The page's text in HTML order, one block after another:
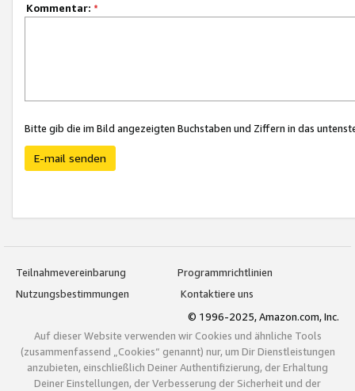
Kommentar: *
Bitte gib die im Bild angezeigten Buchstaben und Ziffern in das
E-mail senden
Teilnahmevereinbarung
Programmrichtlinien
Nutzungsbestimmungen
Kontaktiere uns
© 1996-2025, Amazon.com, Inc.
Auf dieser Website verwenden wir Cookies und ähnliche Tools
(zusammenfassend „Cookies“ genannt) nur, um Dir Dienstleistungen
anzubieten, einschließlich Deiner Authentifizierung, der Erhaltung
Deiner Einstellungen, der Verbesserung der Sicherheit und der